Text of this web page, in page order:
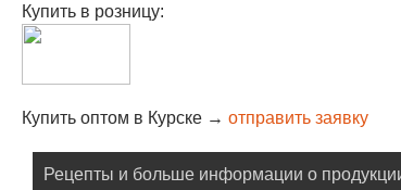
Купить в розницу:
Купить оптом в Курске → отправить заявку
Рецепты и больше информации о